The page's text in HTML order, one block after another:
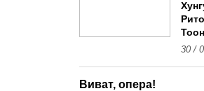
30 /
Виват, опера!